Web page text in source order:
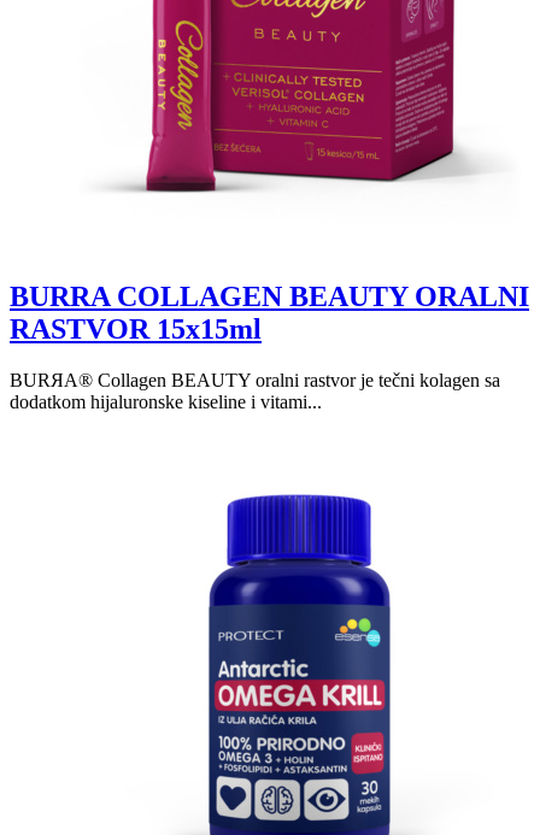
BURRA COLLAGEN BEAUTY ORALNI
RASTVOR 15x15ml
BURЯA® Collagen BEAUTY oralni rastvor je tečni kolagen sa
dodatkom hijaluronske kiseline i vitami...